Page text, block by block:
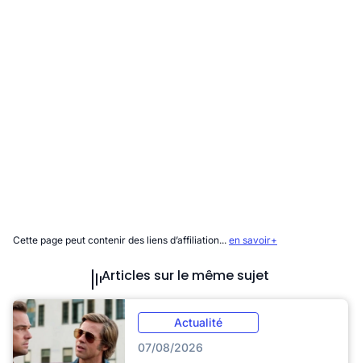
Cette page peut contenir des liens d’affiliation... en savoir+
Articles sur le même sujet
Actualité
07/08/2026